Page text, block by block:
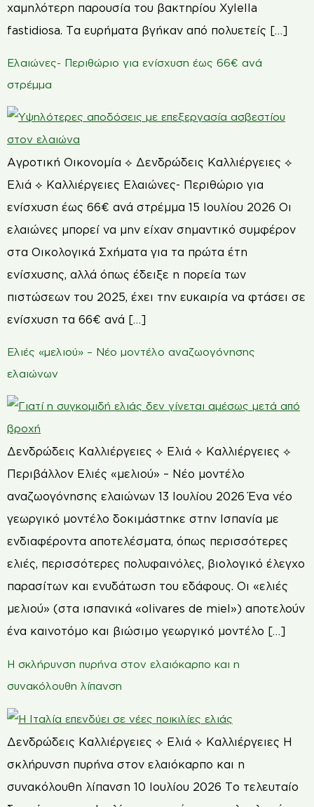
χαμηλότερη παρουσία του βακτηρίου Xylella
fastidiosa. Τα ευρήματα βγήκαν από πολυετείς […]
Ελαιώνες- Περιθώριο για ενίσχυση έως 66€ ανά
στρέμμα
Αγροτική Οικονομία ⟡ Δενδρώδεις Καλλιέργειες ⟡
Ελιά ⟡ Καλλιέργειες Ελαιώνες- Περιθώριο για
ενίσχυση έως 66€ ανά στρέμμα 15 Ιουλίου 2026 Οι
ελαιώνες μπορεί να μην είχαν σημαντικό συμφέρον
στα Οικολογικά Σχήματα για τα πρώτα έτη
ενίσχυσης, αλλά όπως έδειξε η πορεία των
πιστώσεων του 2025, έχει την ευκαιρία να φτάσει σε
ενίσχυση τα 66€ ανά […]
Ελιές «μελιού» – Νέο μοντέλο αναζωογόνησης
ελαιώνων
Δενδρώδεις Καλλιέργειες ⟡ Ελιά ⟡ Καλλιέργειες ⟡
Περιβάλλον Ελιές «μελιού» – Νέο μοντέλο
αναζωογόνησης ελαιώνων 13 Ιουλίου 2026 Ένα νέο
γεωργικό μοντέλο δοκιμάστηκε στην Ισπανία με
ενδιαφέροντα αποτελέσματα, όπως περισσότερες
ελιές, περισσότερες πολυφαινόλες, βιολογικό έλεγχο
παρασίτων και ενυδάτωση του εδάφους. Οι «ελιές
μελιού» (στα ισπανικά «olivares de miel») αποτελούν
ένα καινοτόμο και βιώσιμο γεωργικό μοντέλο […]
Η σκλήρυνση πυρήνα στον ελαιόκαρπο και η
συνακόλουθη λίπανση
Δενδρώδεις Καλλιέργειες ⟡ Ελιά ⟡ Καλλιέργειες Η
σκλήρυνση πυρήνα στον ελαιόκαρπο και η
συνακόλουθη λίπανση 10 Ιουλίου 2026 Το τελευταίο